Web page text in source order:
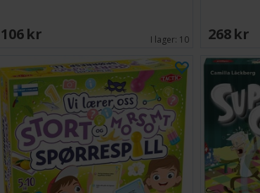
106 SEK I lager: 10 268 SEK